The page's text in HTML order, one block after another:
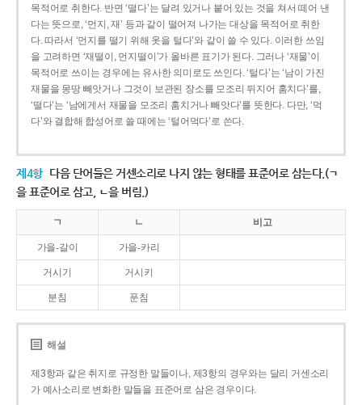
목적어로 취한다. 반면 ‘떨다’는 달려 있거나 붙어 있는 것을 쳐서 떼어 낸
다는 뜻으로, ‘먼지, 재’ 등과 같이 떨어져 나가는 대상을 목적어로 취한
다. 따라서 ‘먼지를 떨기 위해 옷을 털다’와 같이 쓸 수 있다. 이러한 쓰임
을 고려하면 ‘재떨이, 먼지떨이’가 올바른 표기가 된다. 그러나 ‘재물’이
목적어로 쓰이는 경우에는 유사한 의미로도 쓰인다. ‘털다’는 ‘남이 가진
재물을 몽땅 빼앗거나 그것이 보관된 장소를 모조리 뒤지어 훔치다’를,
‘떨다’는 ‘남에게서 재물을 모조리 훔치거나 빼앗다’를 뜻한다. 다만, ‘먹
다’와 결합해 합성어로 쓸 때에는 ‘털어먹다’로 쓴다.
제4항 다음 단어들은 거센소리로 나지 않는 형태를 표준어로 삼는다.(ㄱ
을 표준어로 삼고, ㄴ을 버림.)
ㄱ ㄴ 비고
가을-갈이 가을-카리
거시기 거시키
분침 푼침
해설
제3항과 같은 취지로 규정한 말들이나, 제3항의 경우와는 달리 거센소리
가 예사소리로 변화한 말들을 표준어로 삼은 경우이다.